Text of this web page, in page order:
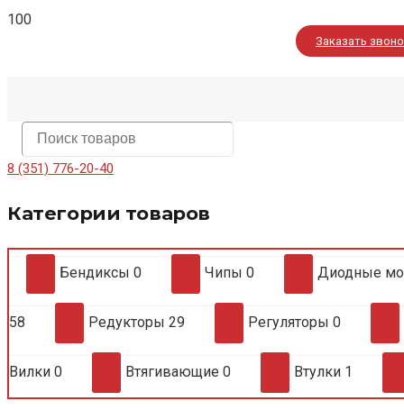
Заказать
8 (351) 776-20-40
Категории товаров
Бендиксы 0 Чипы 0 Диодные
58 Редукторы 29 Регуляторы 0
Вилки 0 Втягивающие 0 Втулки 1